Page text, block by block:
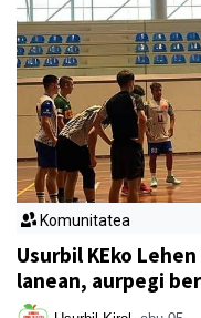
Komunitatea
Usurbil KEko
lanean, aurpegi